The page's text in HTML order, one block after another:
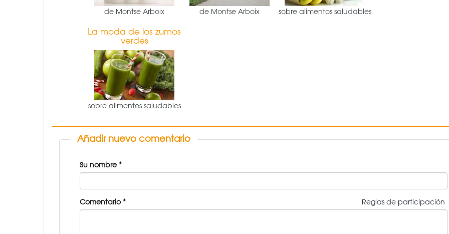
de Montse Arboix de Montse Arboix sobre alimentos saludables
La moda de los zumos
verdes
sobre alimentos saludables
Añadir nuevo comentario
Su nombre *
Reglas de participación
Comentario*